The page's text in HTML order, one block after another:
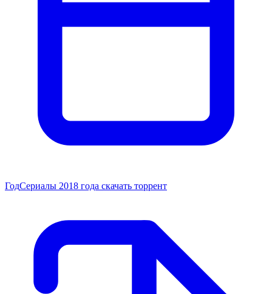
ГодСериалы 2018 года скачать торрент